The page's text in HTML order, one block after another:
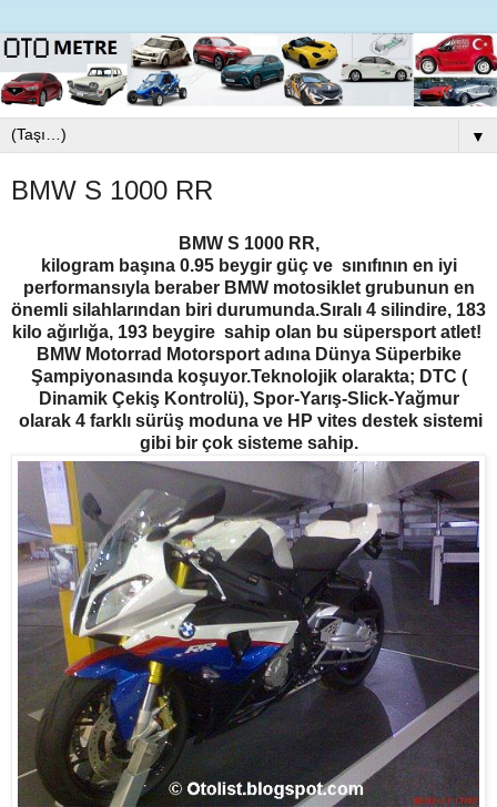
▼
BMW S 1000 RR
BMW S 1000 RR,
kilogram başına 0.95 beygir güç ve sınıfının en iyi
performansıyla beraber BMW motosiklet grubunun en
önemli silahlarından biri durumunda.Sıralı 4 silindire, 183
kilo ağırlığa, 193 beygire sahip olan bu süpersport atlet!
BMW Motorrad Motorsport adına Dünya Süperbike
Şampiyonasında koşuyor.Teknolojik olarakta; DTC (
Dinamik Çekiş Kontrolü), Spor-Yarış-Slick-Yağmur
olarak 4 farklı sürüş moduna ve HP vites destek sistemi
gibi bir çok sisteme sahip.